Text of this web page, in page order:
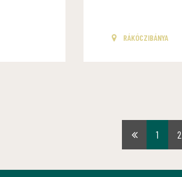
RÁKÓCZIBÁNYA
Első1 2